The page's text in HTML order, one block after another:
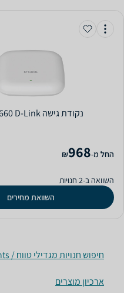
‏נקודת גישה DAP2660 D-Link
‫החל מ-968
₪
השוואה ב-2 חנויות
השוואת מחירים
חיפוש חנויות מגדילי טווח / Access Points לפי עיר
ארכיון מוצרים